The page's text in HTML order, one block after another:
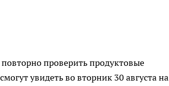
проверить продуктовые
увидеть во вторник 30 августа на